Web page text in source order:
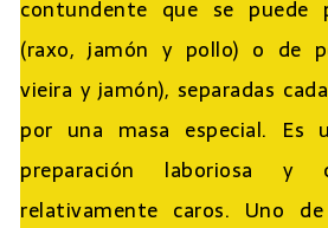
contundente que se puede
(raxo, jamón y pollo) o de
vieira y jamón), separadas
por una masa especial. Es
preparación laboriosa y
relativamente caros. Uno